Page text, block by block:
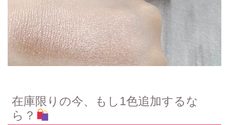
在庫限りの今、もし1色追加するな
ら？